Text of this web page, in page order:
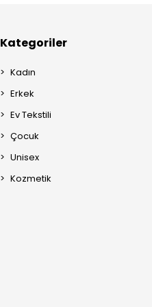
Kategoriler
Kadın
Erkek
Ev Tekstili
Çocuk
Unisex
Kozmetik